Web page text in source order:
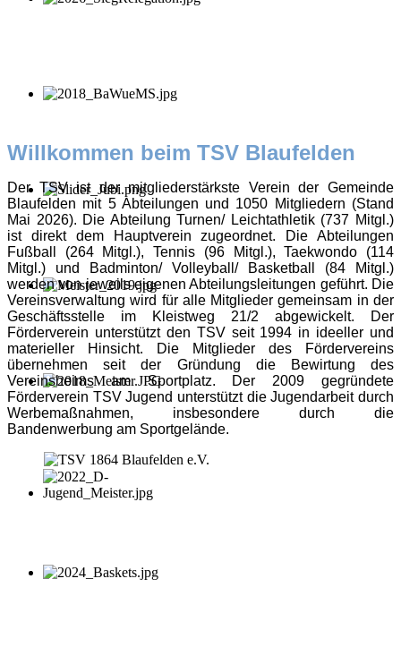
Willkommen beim TSV Blaufelden
Der TSV ist der mitgliederstärkste Verein der Gemeinde
Blaufelden mit 5 Abteilungen und 1050 Mitgliedern (Stand
Mai 2026). Die Abteilung Turnen/ Leichtathletik (737 Mitgl.)
ist direkt dem Hauptverein zugeordnet. Die Abteilungen
Fußball (264 Mitgl.), Tennis (96 Mitgl.), Taekwondo (114
Mitgl.) und Badminton/ Volleyball/ Basketball (84 Mitgl.)
werden von jeweils eigenen Abteilungsleitungen geführt. Die
Vereinsverwaltung wird für alle Mitglieder gemeinsam in der
Geschäftsstelle im Kleistweg 21/2 abgewickelt. Der
Förderverein unterstützt den TSV seit 1994 in ideeller und
materieller Hinsicht. Die Mitglieder des Fördervereins
übernehmen seit der Gründung die Bewirtung des
Vereinsheims am Sportplatz. Der 2009 gegründete
Förderverein TSV Jugend unterstützt die Jugendarbeit durch
Werbemaßnahmen, insbesondere durch die
Bandenwerbung am Sportgelände.